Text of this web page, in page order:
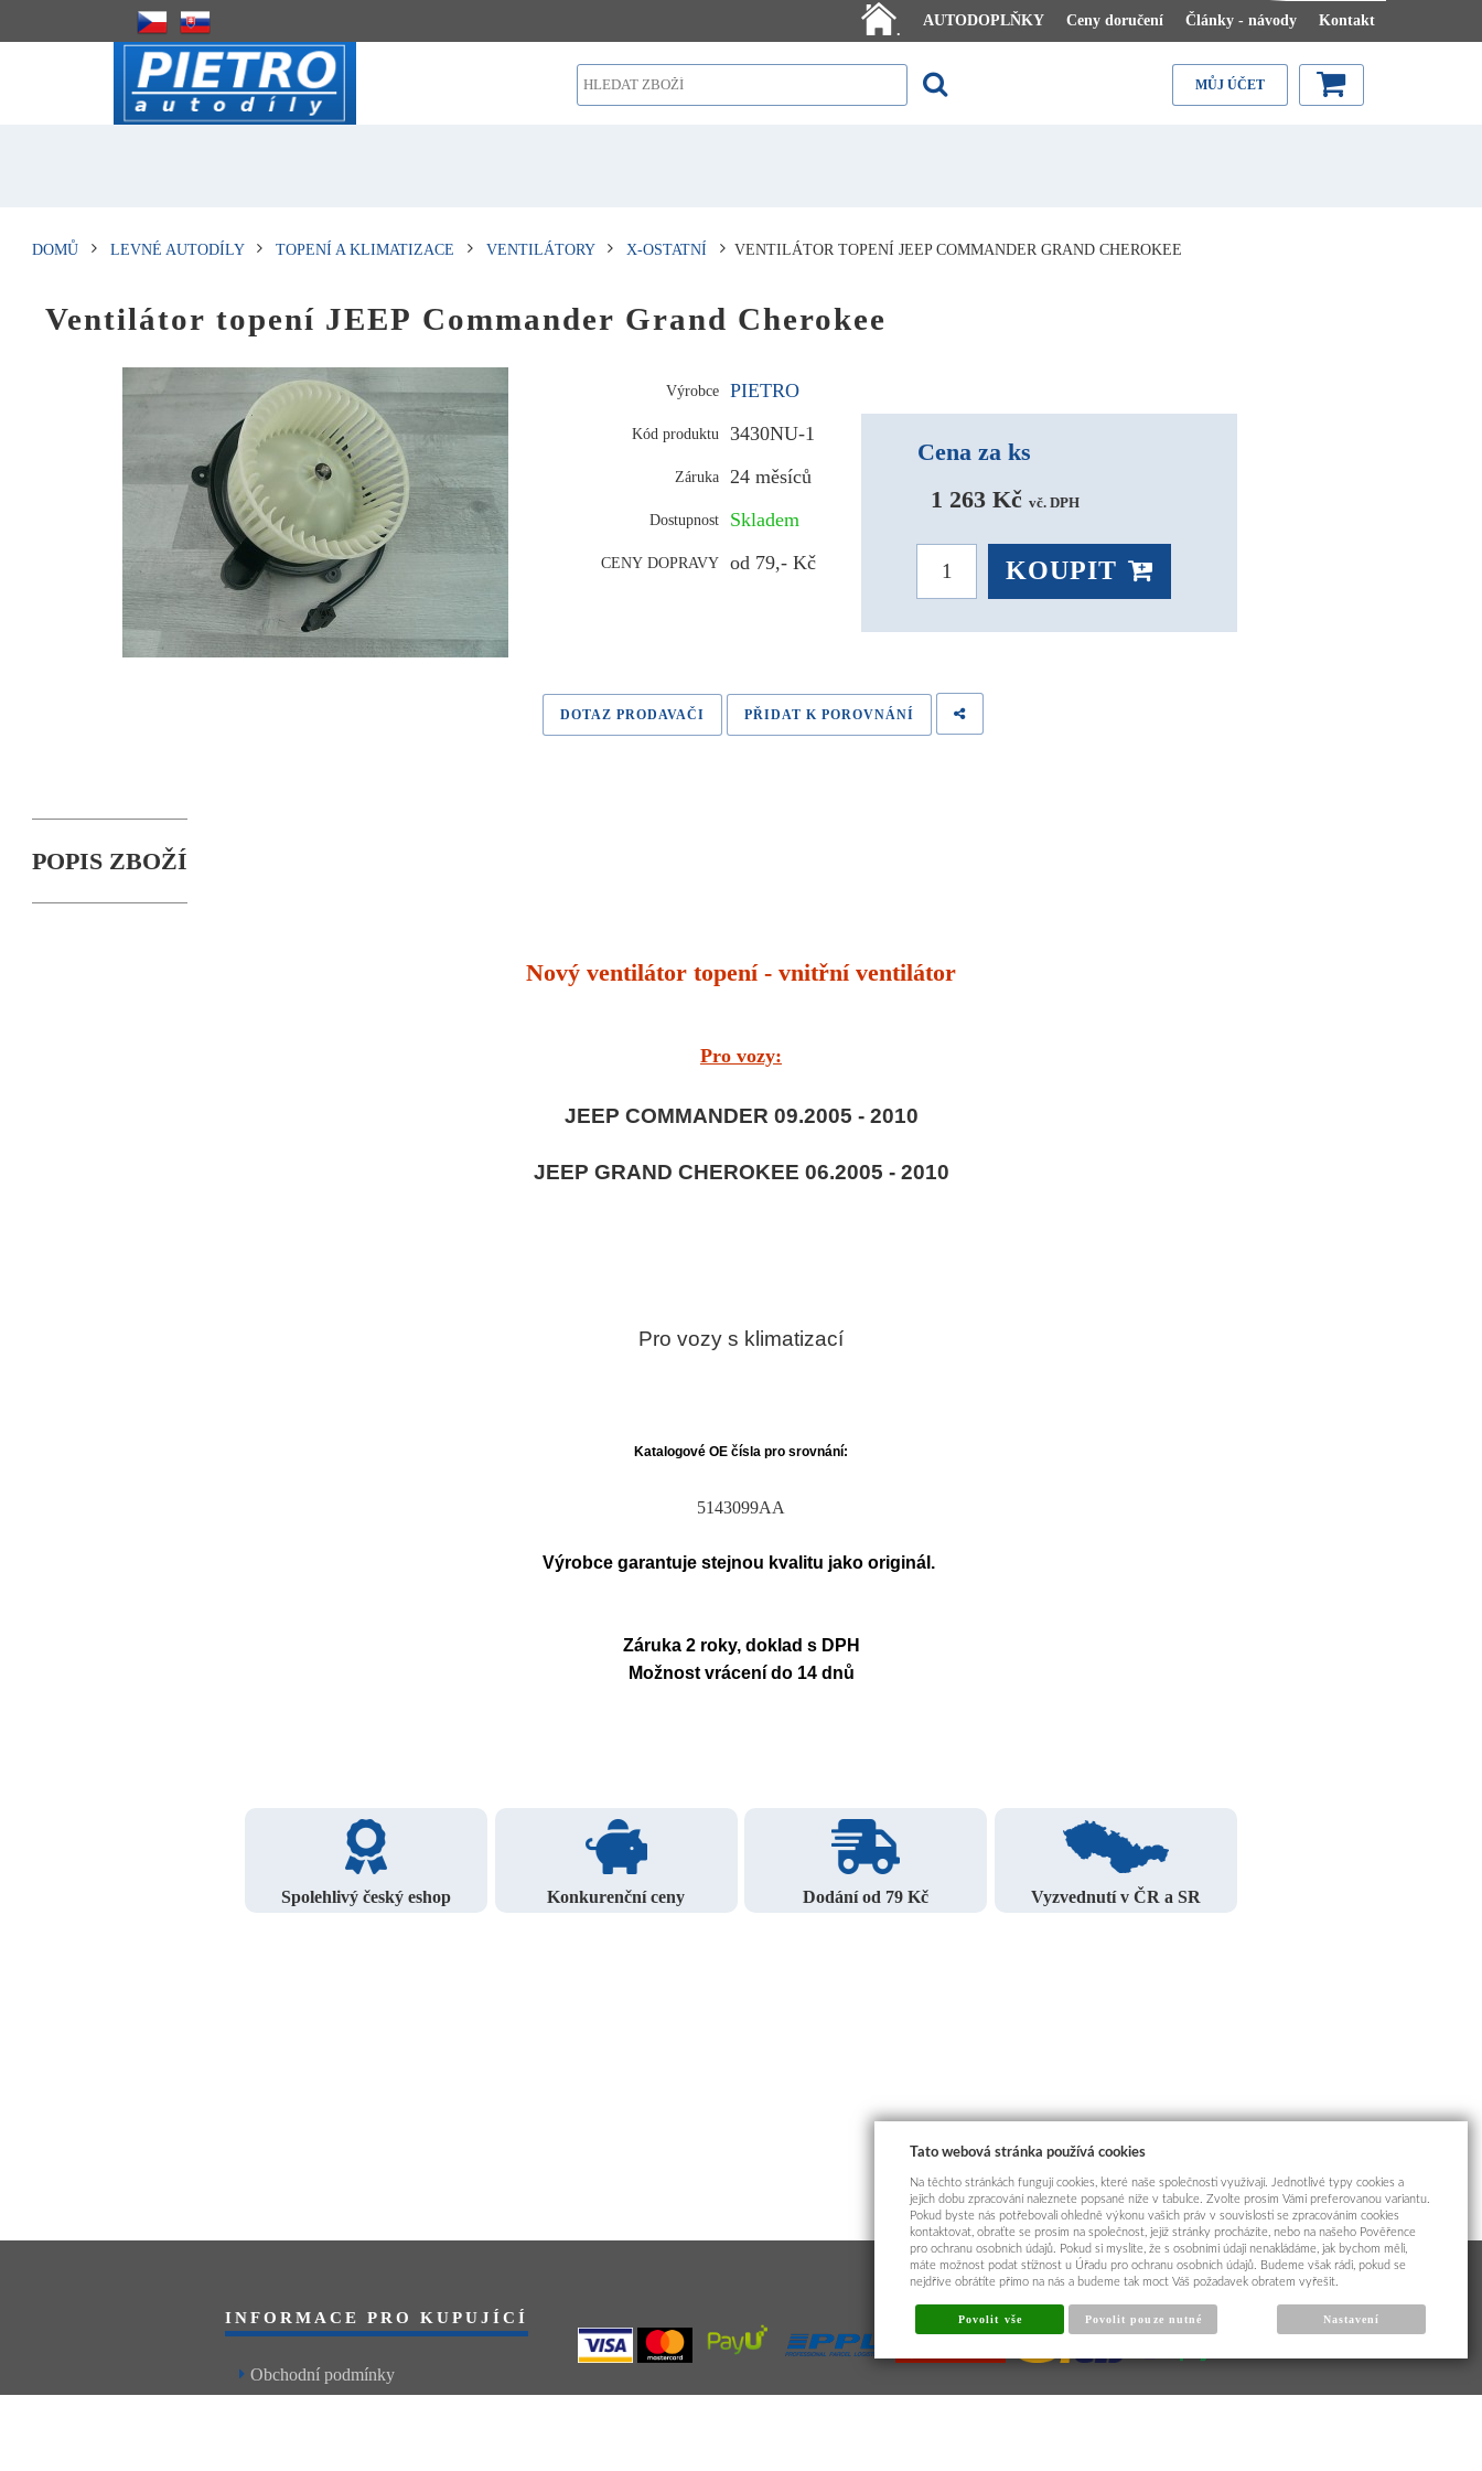
.
AUTODOPLŇKY Ceny doručení Články - návody Kontakt
MŮJ ÚČET
DOMŮ LEVNÉ AUTODÍLY TOPENÍ A KLIMATIZACE VENTILÁTORY X-OSTATNÍ VENTILÁTOR TOPENÍ JEEP COMMANDER GRAND CHEROKEE
Ventilátor topení JEEP Commander Grand Cherokee
Výrobce PIETRO
Kód produktu 3430NU-1
Záruka 24 měsíců
Dostupnost Skladem
CENY DOPRAVY od 79,- Kč
Cena za ks
1 263 Kč vč. DPH
KOUPIT
DOTAZ PRODAVAČI PŘIDAT K POROVNÁNÍ
POPIS ZBOŽÍ
Nový ventilátor topení - vnitřní ventilátor
Pro vozy:
JEEP COMMANDER 09.2005 - 2010
JEEP GRAND CHEROKEE 06.2005 - 2010
Pro vozy s klimatizací
Katalogové OE čísla pro srovnání:
5143099AA
Výrobce garantuje stejnou kvalitu jako originál.
Záruka 2 roky, doklad s DPH
Možnost vrácení do 14 dnů
Spolehlivý český eshop Konkurenční ceny Dodání od 79 Kč Vyzvednutí v ČR a SR
INFORMACE PRO KUPUJÍCÍ
Obchodní podmínky
Tato webová stránka používá cookies
Na těchto stránkách fungují cookies, které naše společnosti využívají. Jednotlivé typy cookies a
jejich dobu zpracování naleznete popsané níže v tabulce. Zvolte prosím Vámi preferovanou variantu.
Pokud byste nás potřebovali ohledně výkonu vašich práv v souvislosti se zpracováním cookies
kontaktovat, obraťte se prosím na společnost, jejíž stránky procházíte, nebo na našeho Pověřence
pro ochranu osobních údajů. Pokud si myslíte, že s osobními údaji nenakládáme, jak bychom měli,
máte možnost podat stížnost u Úřadu pro ochranu osobních údajů. Budeme však rádi, pokud se
nejdříve obrátíte přímo na nás a budeme tak moct Váš požadavek obratem vyřešit.
Povolit vše Povolit pouze nutné Nastavení